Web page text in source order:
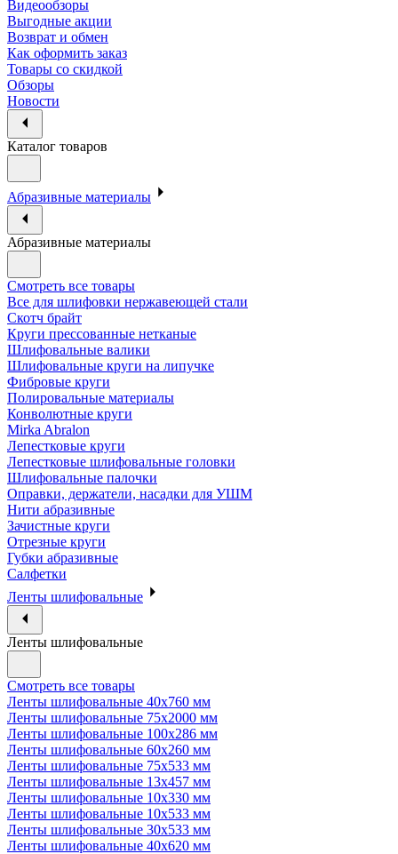
Видеообзоры
Выгодные акции
Возврат и обмен
Как оформить заказ
Товары со скидкой
Обзоры
Новости
Каталог товаров
Абразивные материалы
Абразивные материалы
Смотреть все товары
Все для шлифовки нержавеющей стали
Скотч брайт
Круги прессованные нетканые
Шлифовальные валики
Шлифовальные круги на липучке
Фибровые круги
Полировальные материалы
Конволютные круги
Mirka Abralon
Лепестковые круги
Лепестковые шлифовальные головки
Шлифовальные палочки
Оправки, держатели, насадки для УШМ
Нити абразивные
Зачистные круги
Отрезные круги
Губки абразивные
Салфетки
Ленты шлифовальные
Ленты шлифовальные
Смотреть все товары
Ленты шлифовальные 40х760 мм
Ленты шлифовальные 75х2000 мм
Ленты шлифовальные 100х286 мм
Ленты шлифовальные 60х260 мм
Ленты шлифовальные 75х533 мм
Ленты шлифовальные 13х457 мм
Ленты шлифовальные 10х330 мм
Ленты шлифовальные 10х533 мм
Ленты шлифовальные 30х533 мм
Ленты шлифовальные 40х620 мм